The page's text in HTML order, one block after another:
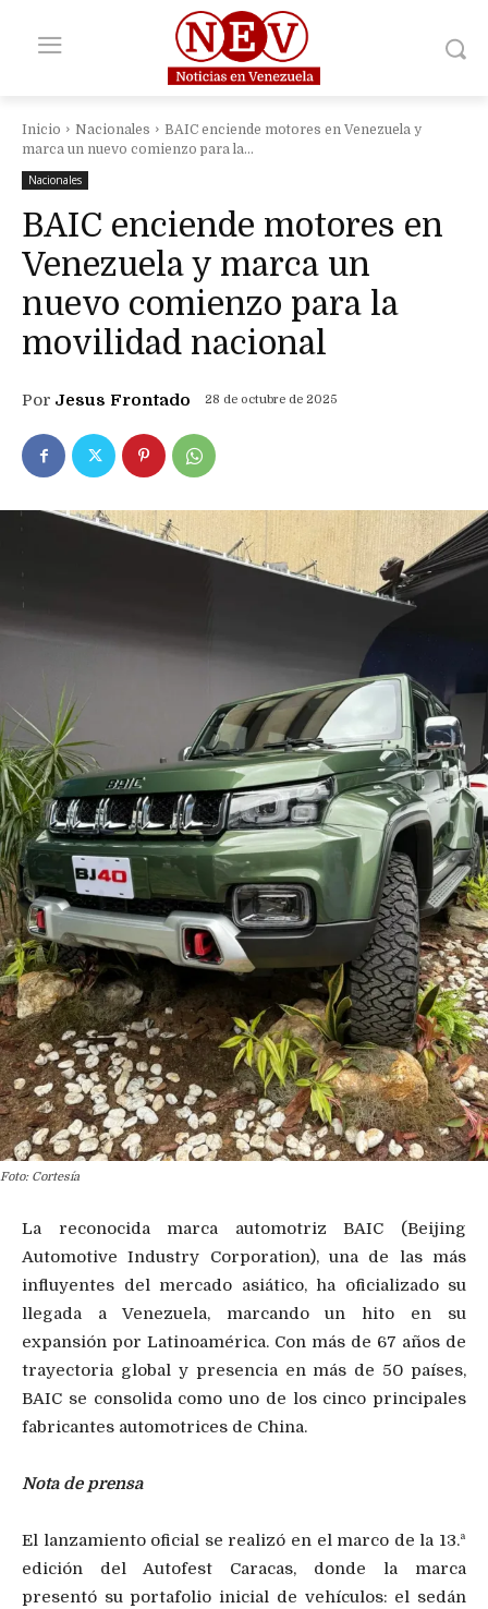
Inicio Nacionales
BAIC enciende motores en Venezuela y
marca un nuevo comienzo para la...
Nacionales
BAIC enciende motores en
Venezuela y marca un
nuevo comienzo para la
movilidad nacional
Por Jesus Frontado 28 de octubre de 2025
Foto: Cortesía
La reconocida marca automotriz BAIC (Beijing
Automotive Industry Corporation), una de las más
influyentes del mercado asiático, ha oficializado su
llegada a Venezuela, marcando un hito en su
expansión por Latinoamérica. Con más de 67 años de
trayectoria global y presencia en más de 50 países,
BAIC se consolida como uno de los cinco principales
fabricantes automotrices de China.
Nota de prensa
El lanzamiento oficial se realizó en el marco de la 13.ª
edición del Autofest Caracas, donde la marca
presentó su portafolio inicial de vehículos: el sedán